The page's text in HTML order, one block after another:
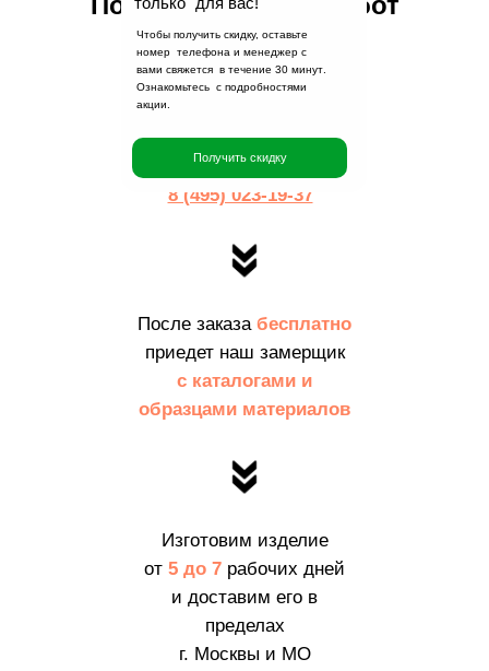
Получить скидку
Чтобы получить скидку, оставьте
номер телефона и менеджер с
вами свяжется в течение 30 минут
Ознакомьтесь с подробностями
акции.
Заполните заявкуна
или
позвоните по телефону:
8 (495) 023-19-37
После заказа бесплатно
приедет наш замерщик
с каталогами и
образцами материалов
Изготовим изделие
от 5 до 7 рабочих дней
и доставим его в
пределах
г. Москвы и МО